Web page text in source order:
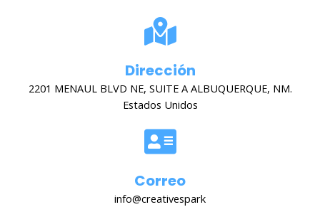
Dirección
2201 MENAUL BLVD NE, SUITE A ALBUQUERQUE, NM.
Estados Unidos
Correo
info@creativespark